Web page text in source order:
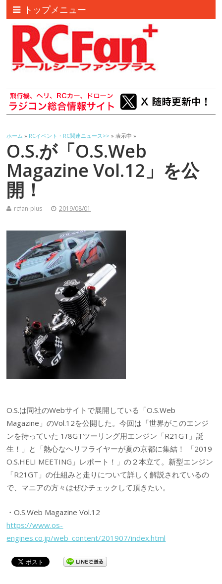
トップメニュー
ホーム » RCイベント・RC関連ニュース>> » 表示中 »
O.S.が「O.S.Web
Magazine Vol.12」を公
開！
rcfan-plus 2019/08/01
O.S.は同社のWebサイトで展開している「O.S.Web
Magazine」のVol.12を公開した。今回は「世界がこのエンジ
ンを待っていた 1/8GTツーリング用エンジン「R21GT」誕
生！」と「熱心なヘリフライヤーが夏の京都に集結！ 「2019
O.S.HELI MEETING」レポート！」の２本立て。新型エンジン
「R21GT」の仕組みと走りについて詳しく解説されているの
で、マニアの方々はぜひチェックして頂きたい。
・O.S.Web Magazine Vol.12
https://www.os-
engines.co.jp/web_content/201907/index.html